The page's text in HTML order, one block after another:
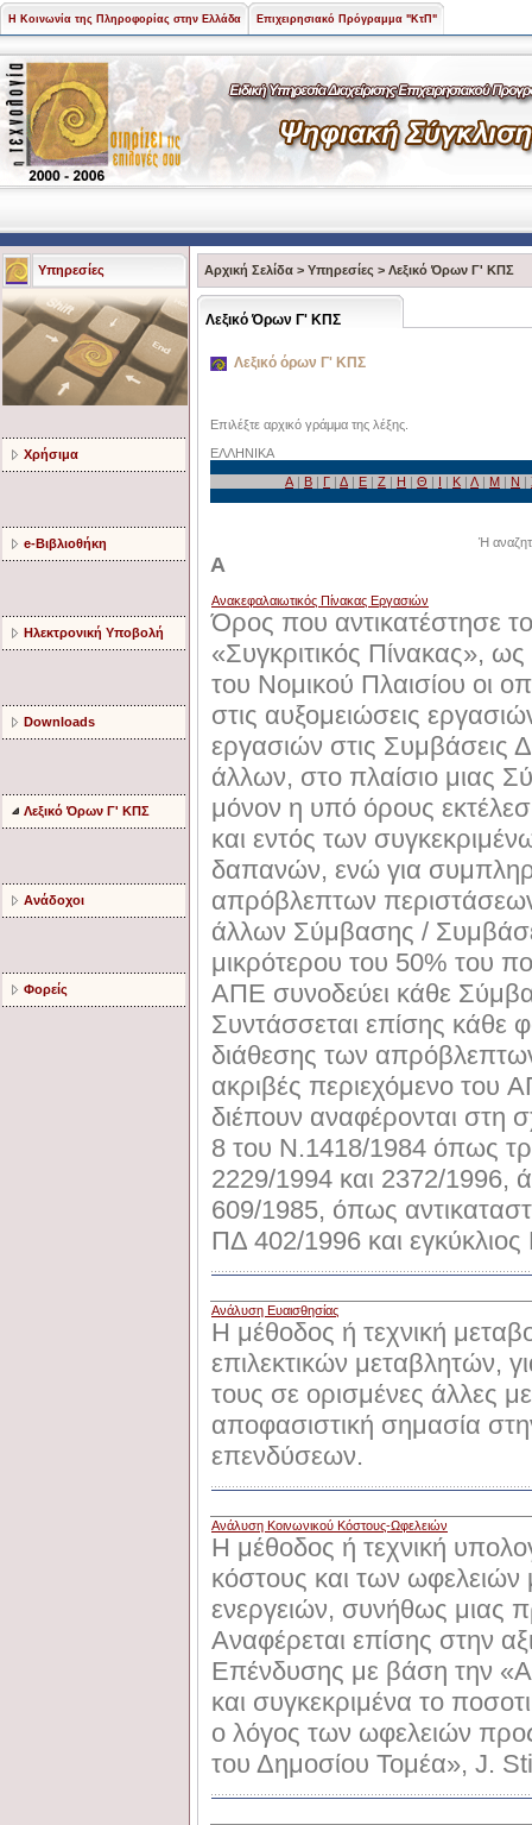
Η Κοινωνία της Πληροφορίας στην Ελλάδα Επιχειρησιακό Πρόγραμμα "ΚτΠ"
Υπηρεσίες
Χρήσιμα
e-Βιβλιοθήκη
Ηλεκτρονική Υποβολή
Downloads
Λεξικό Όρων Γ' ΚΠΣ
Ανάδοχοι
Φορείς
Αρχική Σελίδα > Υπηρεσίες > Λεξικό Όρων Γ' ΚΠΣ
Λεξικό Όρων Γ' ΚΠΣ
Λεξικό όρων Γ' ΚΠΣ
Επιλέξτε αρχικό γράμμα της λέξης.
ΕΛΛΗΝΙΚΑ
Α | Β | Γ | Δ | Ε | Ζ | Η | Θ | Ι | Κ | Λ | Μ | Ν |
Ή
Α
Ανακεφαλαιωτικός Πίνακας Εργασιών
Όρος που αντικατέστησε
«Συγκριτικός Πίνακας»,
του Νομικού Πλαισίου οι
στις αυξομειώσεις
εργασιών στις
άλλων, στο πλαίσιο μιας
μόνον η υπό όρους
και εντός των
δαπανών, ενώ για
απρόβλεπτων
άλλων Σύμβασης /
μικρότερου του 50% του
ΑΠΕ συνοδεύει κάθε
Συντάσσεται επίσης κάθε
διάθεσης των
ακριβές περιεχόμενο του
διέπουν αναφέρονται στη
8 του N.1418/1984 όπως
2229/1994 και 2372/1996,
609/1985, όπως
ΠΔ 402/1996 και
Ανάλυση Ευαισθησίας
Η μέθοδος ή τεχνική
επιλεκτικών μεταβλητών,
τους σε ορισμένες άλλες
αποφασιστική σημασία
επενδύσεων.
Ανάλυση Κοινωνικού Κόστους-Ωφελειών
Η μέθοδος ή τεχνική
κόστους και των ωφελειών
ενεργειών, συνήθως μιας
Αναφέρεται επίσης στην
Επένδυσης με βάση την
και συγκεκριμένα το
ο λόγος των ωφελειών
του Δημοσίου Τομέα», J.